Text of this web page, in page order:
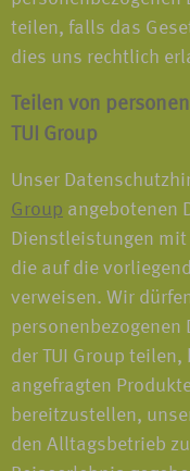
teilen, falls das
dies uns rechtlich
Teilen von
TUI Group
Unser
Group angebotenen
Dienstleistungen
die auf die
verweisen. Wir
personenbezogenen
der TUI Group
angefragten
bereitzustellen,
den Alltagsbetrieb